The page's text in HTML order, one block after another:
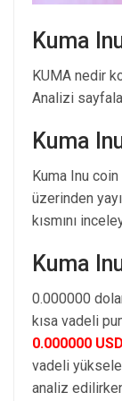
Kuma
KUMA nedir
Analizi
Kuma
Kuma Inu coin
üzerinden
kısmını
Kuma
0.000000
kısa vadeli
0.000000 USD
vadeli
analiz